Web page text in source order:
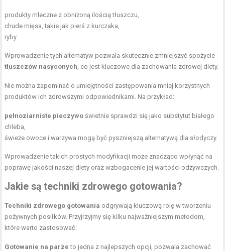
produkty mleczne z obniżoną ilością tłuszczu,
chude mięsa, takie jak pierś z kurczaka,
ryby.
Wprowadzenie tych alternatyw pozwala skutecznie zmniejszyć spożycie
tłuszczów nasyconych , co jest kluczowe dla zachowania zdrowej diety.
Nie można zapominać o umiejętności zastępowania mniej korzystnych
produktów ich zdrowszymi odpowiednikami. Na przykład:
pełnoziarniste pieczywo świetnie sprawdzi się jako substytut białego
chleba,
świeże owoce i warzywa mogą być pyszniejszą alternatywą dla słodyczy.
Wprowadzenie takich prostych modyfikacji może znacząco wpłynąć na
poprawę jakości naszej diety oraz wzbogacenie jej wartości odżywczych.
Jakie są techniki zdrowego gotowania?
Techniki zdrowego gotowania odgrywają kluczową rolę w tworzeniu
pożywnych posiłków. Przyjrzyjmy się kilku najważniejszym metodom,
które warto zastosować:
Gotowanie na parze to jedna z najlepszych opcji, pozwala zachować